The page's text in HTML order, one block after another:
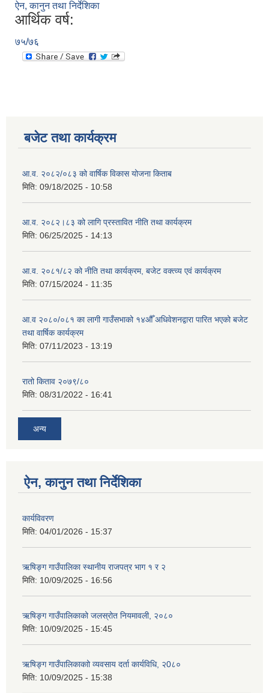
ऐन, कानुन तथा निर्देशिका
आर्थिक वर्ष:
७५/७६
बजेट तथा कार्यक्रम
आ.व. २०८२/०८३ को वार्षिक विकास योजना किताब
मिति: 09/18/2025 - 10:58
आ.व. २०८२।८३ को लागि प्रस्तावित नीति तथा कार्यक्रम
मिति: 06/25/2025 - 14:13
आ.व. २०८१/८२ को नीति तथा कार्यक्रम, बजेट वक्त्व्य एवं कार्यक्रम
मिति: 07/15/2024 - 11:35
आ.व २०८०/०८१ का लागी गाउँसभाको १४औँ अधिवेशनद्वारा पारित भएको बजेट
तथा वार्षिक कार्यक्रम
मिति: 07/11/2023 - 13:19
रातो किताव २०७९/८०
मिति: 08/31/2022 - 16:41
अन्य
ऐन, कानुन तथा निर्देशिका
कार्यविवरण
मिति: 04/01/2026 - 15:37
ऋषिङ्ग गाउँपालिका स्थानीय राजपत्र भाग १ र २
मिति: 10/09/2025 - 16:56
ऋषिङ्ग गाउँपालिकाको जलस्रोत नियमावली, २०८०
मिति: 10/09/2025 - 15:45
ऋषिङ्ग गाउँपालिकाकाो व्यवसाय दर्ता कार्यविधि, २0८०
मिति: 10/09/2025 - 15:38